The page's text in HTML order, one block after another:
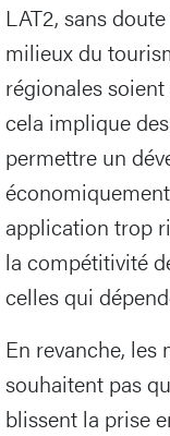
LAT2, sans
milieux du
régionales
cela implique
permettre un
application trop
la compétitivité
celles qui
En revanche,
souhaitent pas
blissent la prise